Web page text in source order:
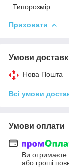
Типорозмір
Приховати
Умови
Нова Пошта
Всі умови
Умови оплати
Ви
або гроші